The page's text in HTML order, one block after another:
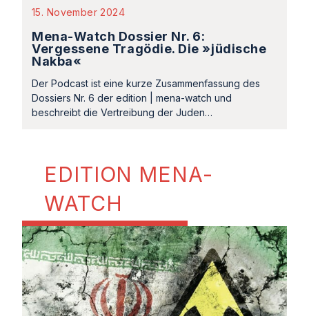
15. November 2024
Mena-Watch Dossier Nr. 6:
Vergessene Tragödie. Die »jüdische
Nakba«
Der Podcast ist eine kurze Zusammenfassung des
Dossiers Nr. 6 der edition | mena-watch und
beschreibt die Vertreibung der Juden…
EDITION MENA-
WATCH